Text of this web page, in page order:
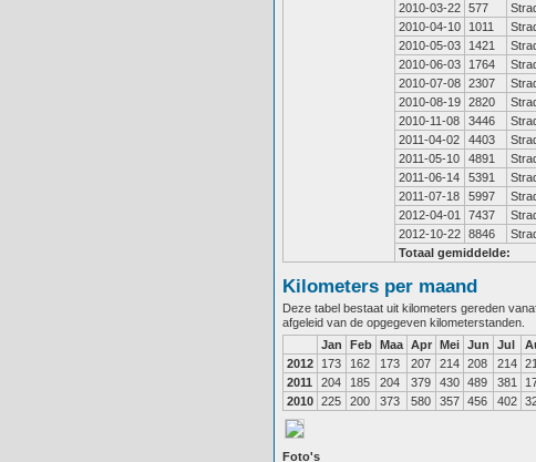
2010-03-22 577
2010-04-10
1011
2010-05-03
1421
2010-06-03
1764
2010-07-08 2307
2010-08-19 2820
2010-11-08
3446
2011-04-02
4403
2011-05-10
4891
2011-06-14
5391
2011-07-18
5997
2012-04-01
7437
2012-10-22 8846
Totaal gemiddelde:
Kilometers per maand
Deze tabel bestaat uit kilometers gereden
afgeleid van de opgegeven kilometerstanden.
Jan
Feb Maa Apr Mei Jun Jul
2012
173 162 173 207 214 208 214
2011
204 185 204 379 430 489 381
2010 225 200 373 580 357 456 402
Foto's